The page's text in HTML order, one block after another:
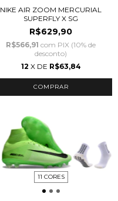
NIKE AIR ZOOM MERCURIAL
SUPERFLY X SG
R$629,90
R$566,91 com PIX (10% de
desconto)
12 X DE R$63,84
COMPRAR
11 CORES